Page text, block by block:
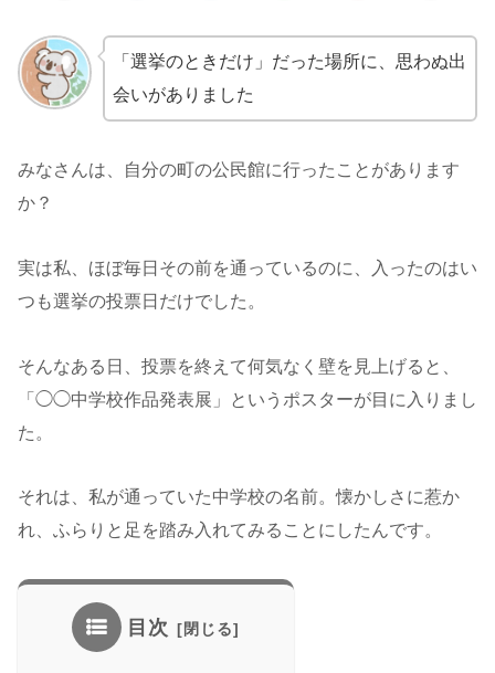
「選挙のときだけ」だった場所に、思わぬ出
会いがありました
みなさんは、自分の町の公民館に行ったことがあります
か？
実は私、ほぼ毎日その前を通っているのに、入ったのはい
つも選挙の投票日だけでした。
そんなある日、投票を終えて何気なく壁を見上げると、
「◯◯中学校作品発表展」というポスターが目に入りまし
た。
それは、私が通っていた中学校の名前。懐かしさに惹か
れ、ふらりと足を踏み入れてみることにしたんです。
目次